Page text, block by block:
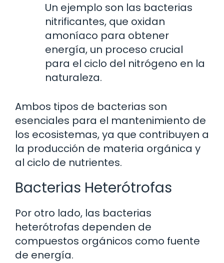
Un ejemplo son las bacterias
nitrificantes, que oxidan
amoníaco para obtener
energía, un proceso crucial
para el ciclo del nitrógeno en la
naturaleza.
Ambos tipos de bacterias son
esenciales para el mantenimiento de
los ecosistemas, ya que contribuyen a
la producción de materia orgánica y
al ciclo de nutrientes.
Bacterias Heterótrofas
Por otro lado, las bacterias
heterótrofas dependen de
compuestos orgánicos como fuente
de energía.